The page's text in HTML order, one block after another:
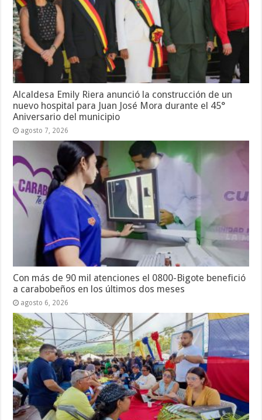
Alcaldesa Emily Riera anunció la construcción de un
nuevo hospital para Juan José Mora durante el 45°
Aniversario del municipio
agosto 7, 2026
Con más de 90 mil atenciones el 0800-Bigote benefició
a carabobeños en los últimos dos meses
agosto 6, 2026